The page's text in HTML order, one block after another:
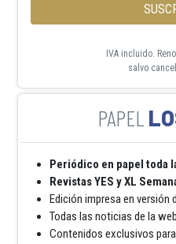
IVA incluido.
salvo
Periódico en papel toda
Revistas YES y XL
Edición impresa en versión
Todas las noticias de la
Contenidos exclusivos